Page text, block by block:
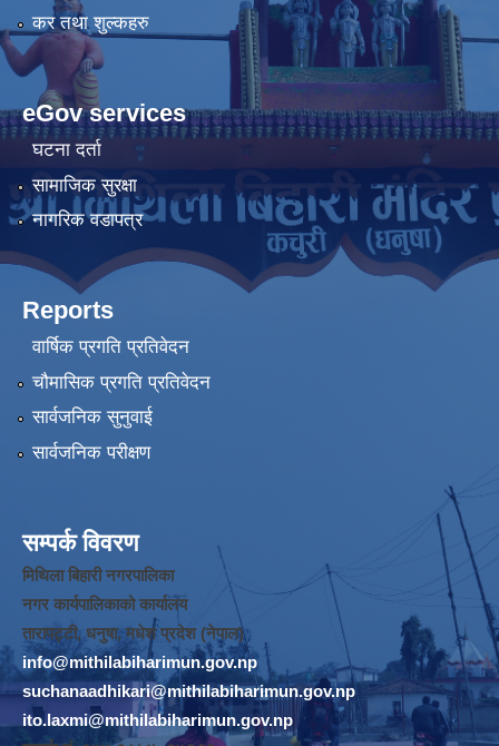
कर तथा शुल्कहरु
eGov services
घटना दर्ता
सामाजिक सुरक्षा
नागरिक वडापत्र
Reports
वार्षिक प्रगति प्रतिवेदन
चौमासिक प्रगति प्रतिवेदन
सार्वजनिक सुनुवाई
सार्वजनिक परीक्षण
सम्पर्क विवरण
मिथिला बिहारी नगरपालिका
नगर कार्यपालिकाको कार्यालय
तारापट्टी, धनुषा, मधेश प्रदेश (नेपाल)
info@mithilabiharimun.gov.np
suchanaadhikari@mithilabiharimun.gov.np
ito.laxmi@mithilabiharimun.gov.np